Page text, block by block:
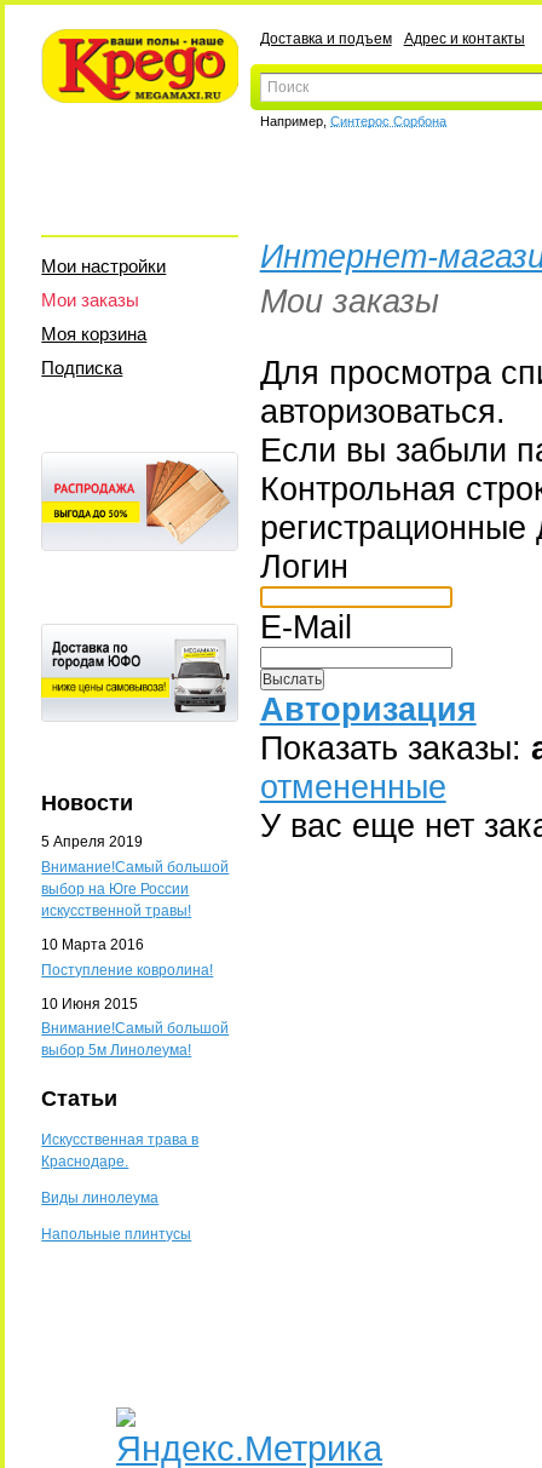
Доставка и подъем Адрес и контакты
Например, Синтерос Сорбона
Мои настройки
Мои заказы
Моя корзина
Подписка
Новости
5 Апреля 2019
Внимание!Самый большой
выбор на Юге России
искусственной травы!
10 Марта 2016
Поступление ковролина!
10 Июня 2015
Внимание!Самый большой
выбор 5м Линолеума!
Статьи
Искусственная трава в
Краснодаре.
Виды линолеума
Напольные плинтусы
Интернет-
Мои заказы
Для просмотра
авторизоваться.
Если вы забыли
Контрольная
Логин
E-Mail
Авторизация
Показать заказы:
отмененные
У вас еще нет